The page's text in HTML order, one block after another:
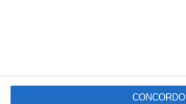
CONCORDO